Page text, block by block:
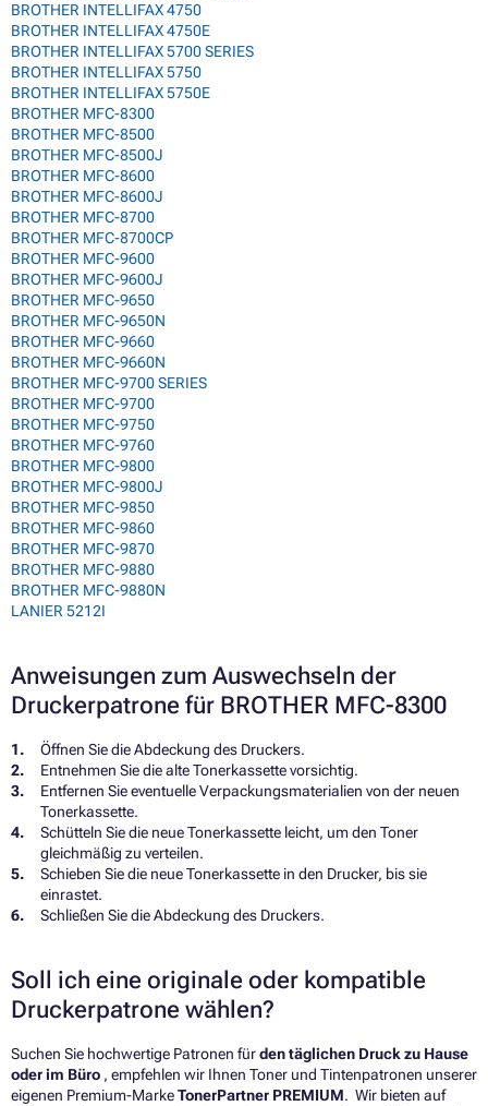
BROTHER INTELLIFAX 4750
BROTHER INTELLIFAX 4750E
BROTHER INTELLIFAX 5700 SERIES
BROTHER INTELLIFAX 5750
BROTHER INTELLIFAX 5750E
BROTHER MFC-8300
BROTHER MFC-8500
BROTHER MFC-8500J
BROTHER MFC-8600
BROTHER MFC-8600J
BROTHER MFC-8700
BROTHER MFC-8700CP
BROTHER MFC-9600
BROTHER MFC-9600J
BROTHER MFC-9650
BROTHER MFC-9650N
BROTHER MFC-9660
BROTHER MFC-9660N
BROTHER MFC-9700 SERIES
BROTHER MFC-9700
BROTHER MFC-9750
BROTHER MFC-9760
BROTHER MFC-9800
BROTHER MFC-9800J
BROTHER MFC-9850
BROTHER MFC-9860
BROTHER MFC-9870
BROTHER MFC-9880
BROTHER MFC-9880N
LANIER 5212I
Anweisungen zum Auswechseln der
Druckerpatrone für BROTHER MFC-8300
Öffnen Sie die Abdeckung des Druckers.
Entnehmen Sie die alte Tonerkassette vorsichtig.
Entfernen Sie eventuelle Verpackungsmaterialien von der neuen
Tonerkassette.
Schütteln Sie die neue Tonerkassette leicht, um den Toner
gleichmäßig zu verteilen.
Schieben Sie die neue Tonerkassette in den Drucker, bis sie
einrastet.
Schließen Sie die Abdeckung des Druckers.
Soll ich eine originale oder kompatible
Druckerpatrone wählen?
Suchen Sie hochwertige Patronen fürden täglichen Druck zu Hause
oder im Büro , empfehlen wir Ihnen Toner und Tintenpatronen unserer
eigenen Premium-MarkeTonerPartner PREMIUM. Wir bieten auf